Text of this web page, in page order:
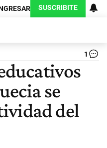
SUSCRIBITE
1
se
del